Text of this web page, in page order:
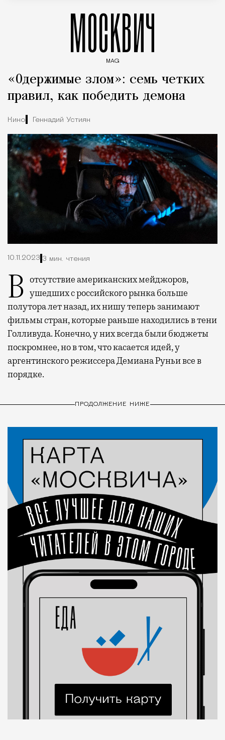
МОСКВИЧ
MAG
«Одержимые злом»: семь четких
правил, как победить демона
Кино Геннадий Устиян
10.11.2023 3 мин. чтения
В отсутствие американских мейджоров, ушедших с российского рынка больше
полутора лет назад, их нишу теперь занимают
фильмы стран, которые раньше находились в тени
Голливуда. Конечно, у них всегда были бюджеты
поскромнее, но в том, что касается идей, у
аргентинского режиссера Демиана Руньи все в
порядке.
ПРОДОЛЖЕНИЕ НИЖЕ